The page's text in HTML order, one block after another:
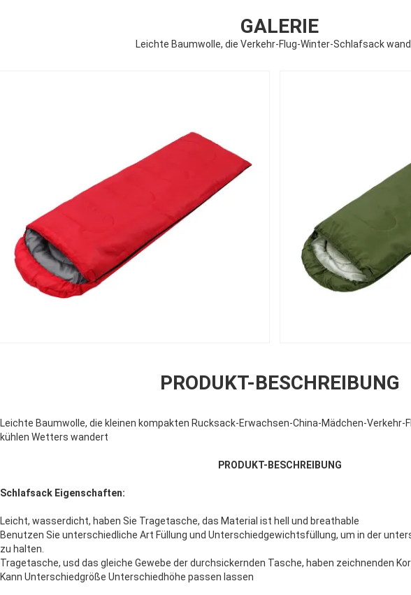
GALERIE
Leichte Baumwolle, die Verkehr-Flug-Winter-Schlafsack
PRODUKT-BESCHREIBUNG
Leichte Baumwolle, die kleinen kompakten Rucksack-Erwachsen-China-Mädchen-
kühlen Wetters wandert
PRODUKT-BESCHREIBUNG
Schlafsack Eigenschaften:
Leicht, wasserdicht, haben Sie Tragetasche, das Material ist hell und breathable
Benutzen Sie unterschiedliche Art Füllung und Unterschiedgewichtsfüllung, um in der
zu halten.
Tragetasche, usd das gleiche Gewebe der durchsickernden Tasche, haben zeichnenden
Kann Unterschiedgröße Unterschiedhöhe passen lassen